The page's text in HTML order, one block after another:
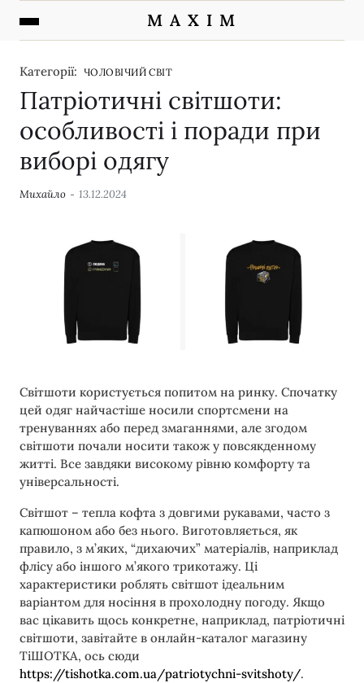
M A X I M
Категорії: ЧОЛОВІЧИЙ СВІТ
Патріотичні світшоти:
особливості і поради при
виборі одягу
Михайло 13.12.2024
Світшоти користується попитом на ринку. Спочатку
цей одяг найчастіше носили спортсмени на
тренуваннях або перед змаганнями, але згодом
світшоти почали носити також у повсякденному
житті. Все завдяки високому рівню комфорту та
універсальності.
Світшот – тепла кофта з довгими рукавами, часто з
капюшоном або без нього. Виготовляється, як
правило, з м’яких, “дихаючих” матеріалів, наприклад
флісу або іншого м’якого трикотажу. Ці
характеристики роблять світшот ідеальним
варіантом для носіння в прохолодну погоду. Якщо
вас цікавить щось конкретне, наприклад, патріотичні
світшоти, завітайте в онлайн-каталог магазину
ТіШОТКА, ось сюди
https://tishotka.com.ua/patriotychni-svitshoty/.